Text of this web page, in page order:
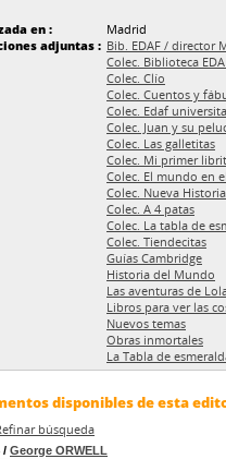
en :
Madrid
adjuntas : Bib. EDAF / director
Colec. Biblioteca
Colec. Clío
Colec. Cuentos y
Colec. Edaf
Colec. Juan y su
Colec. Las galletitas
Colec. Mi primer
Colec. El mundo en
Colec. Nueva
Colec. A 4 patas
Colec. La tabla de
Colec. Tiendecitas
Guías Cambridge
Historia del Mundo
Las aventuras de
Libros para ver las
Nuevos temas
Obras inmortales
La Tabla de
disponibles de esta
búsqueda
/ George ORWELL